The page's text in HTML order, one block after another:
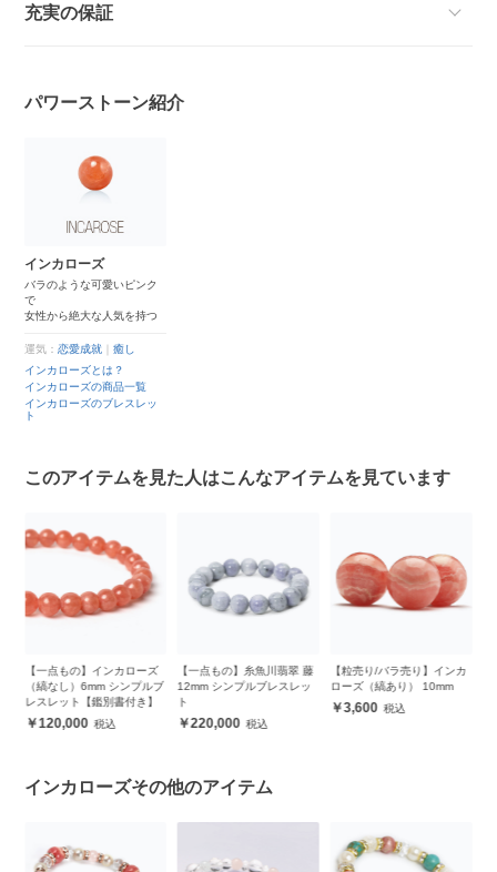
充実の保証
パワーストーン紹介
インカローズ
バラのような可愛いピンク
で
女性から絶大な人気を持つ
運気：恋愛成就 ｜癒し
インカローズとは？
インカローズの商品一覧
インカローズのブレスレッ
ト
このアイテムを見た人はこんなアイテムを見ています
【一点もの】糸魚川翡翠 藤
12mm シンプルブレスレッ
ト
220,000
【粒売り/バラ売り】インカ
ローズ（縞あり） 10mm
【一点もの】インカローズ
（縞あり） 8mm シンプル
ブレスレット【鑑別書付
き】
インカローズその他のアイテム